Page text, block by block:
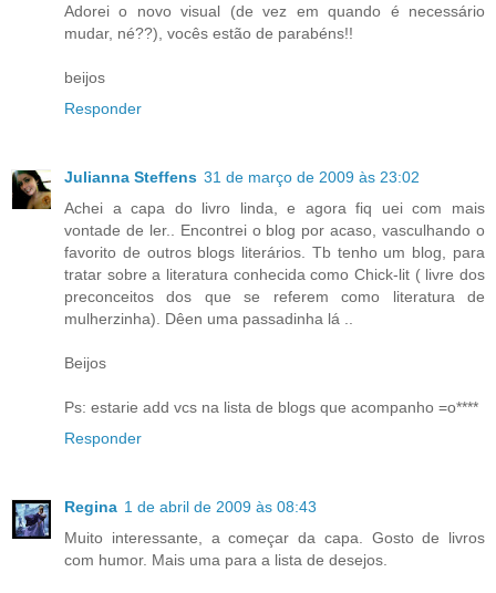
Adorei o novo visual (de vez em quando é necessário
mudar, né??), vocês estão de parabéns!!
beijos
Responder
Julianna Steffens 31 de março de 2009 às 23:02
Achei a capa do livro linda, e agora fiq uei com mais
vontade de ler.. Encontrei o blog por acaso, vasculhando o
favorito de outros blogs literários. Tb tenho um blog, para
tratar sobre a literatura conhecida como Chick-lit ( livre dos
preconceitos dos que se referem como literatura de
mulherzinha). Dêen uma passadinha lá ..
Beijos
Ps: estarie add vcs na lista de blogs que acompanho =o****
Responder
Regina 1 de abril de 2009 às 08:43
Muito interessante, a começar da capa. Gosto de livros
com humor. Mais uma para a lista de desejos.